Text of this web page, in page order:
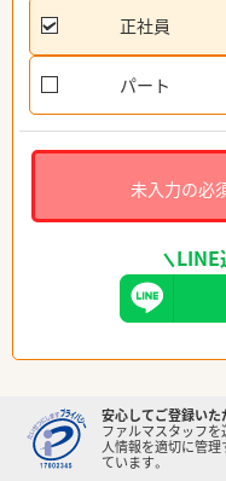
正社員
パート
未入力の必
LINE
安心してご登録いた
ファルマスタッフを
人情報を適切に管
ています。